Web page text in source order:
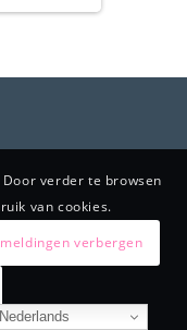
verder te browsen
van cookies.
verbergen
Nederlands